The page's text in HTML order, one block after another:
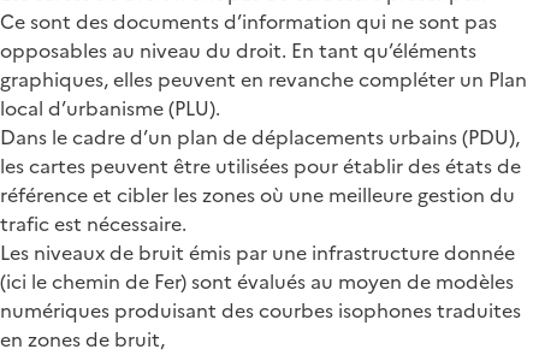
Ce sont des documents d’information qui ne sont pas
opposables au niveau du droit. En tant qu’éléments
graphiques, elles peuvent en revanche compléter un Plan
local d’urbanisme (PLU).
Dans le cadre d’un plan de déplacements urbains (PDU),
les cartes peuvent être utilisées pour établir des états de
référence et cibler les zones où une meilleure gestion du
trafic est nécessaire.
Les niveaux de bruit émis par une infrastructure donnée
(ici le chemin de Fer) sont évalués au moyen de modèles
numériques produisant des courbes isophones traduites
en zones de bruit,